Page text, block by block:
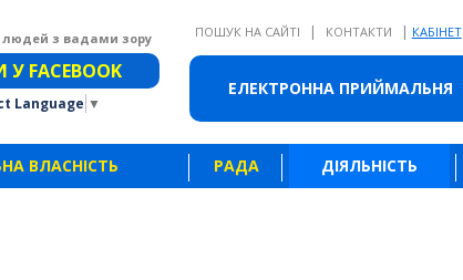
ЕЛЕКТРОННА ПРИЙМАЛЬНЯ
з вадами зору Звичайна версія сайту
FACEBOOK
Language ▼
ПОШУК НА САЙТІ | КОНТАКТИ | КАБІНЕТ
ВЛАСНІСТЬ РАДА ДІЯЛЬНІСТЬ